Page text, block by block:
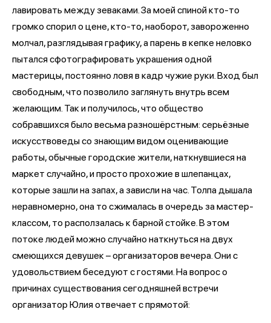
лавировать между зеваками. За моей спиной кто-то
громко спорил о цене, кто-то, наоборот, завороженно
молчал, разглядывая графику, а парень в кепке неловко
пытался сфотографировать украшения одной
мастерицы, постоянно ловя в кадр чужие руки. Вход был
свободным, что позволило заглянуть внутрь всем
желающим. Так и получилось, что общество
собравшихся было весьма разношёрстным: серьёзные
искусствоведы со знающим видом оценивающие
работы, обычные городские жители, наткнувшиеся на
маркет случайно, и просто прохожие в шлепанцах,
которые зашли на запах, а зависли на час. Толпа дышала
неравномерно, она то сжималась в очередь за мастер-
классом, то расползалась к барной стойке. В этом
потоке людей можно случайно наткнуться на двух
смеющихся девушек – организаторов вечера. Они с
удовольствием беседуют с гостями. На вопрос о
причинах существования сегодняшней встречи
организатор Юлия отвечает с прямотой: